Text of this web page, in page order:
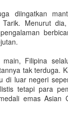
diingatkan
Tarik. Menurut
Filipina
tak terduga.
di luar negeri
tetapi para
emas Asian